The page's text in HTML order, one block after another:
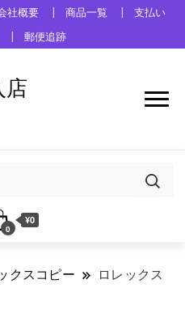
社概要 商品一覧
支払い
郵便追跡
0
¥0
クスコピー
ロレックス